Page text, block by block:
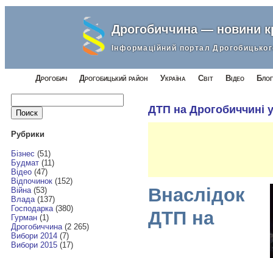
Дрогобиччина — новини
Інформаційний портал
Дрогобич Дрогобицький район Україна Світ Відео
Найти:
Рубрики
Бізнес (51)
Будмат(11)
Відео(47)
Відпочинок(152)
Війна(53)
Влада(137)
Господарка(380)
Гурман(1)
Дрогобиччина(2 265)
Вибори 2014(7)
Вибори 2015(17)
ДТП на Дрогобиччині у
Внаслідок
ДТП на